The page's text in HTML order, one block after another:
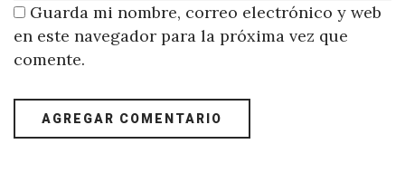
Guarda mi nombre, correo electrónico y web
en este navegador para la próxima vez que
comente.